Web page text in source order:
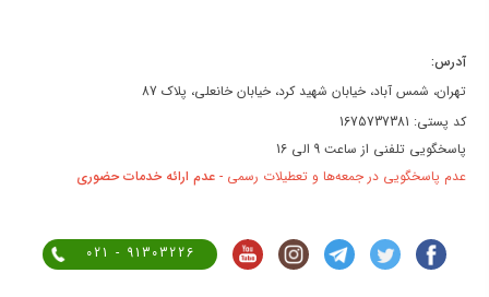
آدرس:
تهران، شمس آباد، خیابان شهید کرد، خیابان خانعلی، پلاک 87
کد پستی: 1675737381
پاسخگویی تلفنی از ساعت 9 الی 16
عدم پاسخگویی در جمعه‌ها و تعطیلات رسمی -عدم ارائه خدمات حضوری
021 - 91303226